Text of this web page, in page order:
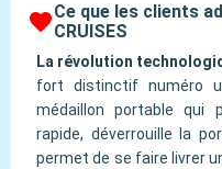
Ce que les clients
CRUISES
La révolution
fort distinctif numéro
médaillon portable qui
rapide, déverrouille la
permet de se faire livrer